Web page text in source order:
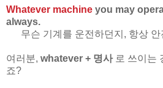
Whatever machine you may
always.
무슨 기계를 운전하던지, 항상 안
여러분, whatever + 명사로 쓰이는
죠?